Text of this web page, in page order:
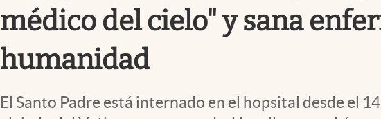
Tv
Clima
Espiritualidad
Mediakit
médico del cielo" y sana
humanidad
El Santo Padre está internado en el hopsital desde el